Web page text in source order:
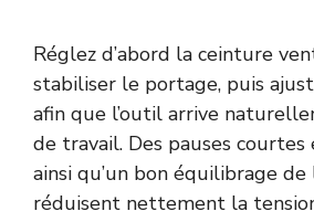
Réglez d’abord la ceinture
stabiliser le portage, puis
afin que l’outil arrive
de travail. Des pauses
ainsi qu’un bon équilibrage de
réduisent nettement la